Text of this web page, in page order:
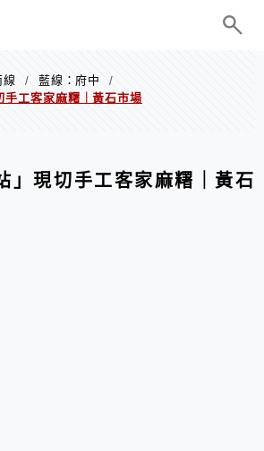
巧、世界走透透
線 / 藍線：府中
/
手工客家麻糬｜黃石市場
」現切手工客家麻糬｜黃石